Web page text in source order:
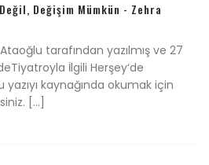
Değişim Mümkün - Zehra
tarafından yazılmış ve 27
İlgili Herşey‘de
yazıyı kaynağında okumak için
[…]